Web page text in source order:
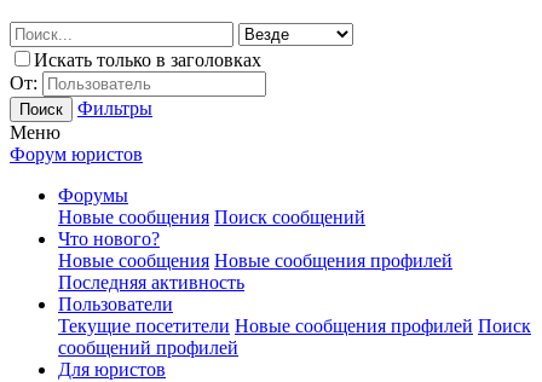
Искать только в заголовках
От:
Поиск
Фильтры
Меню
Форум юристов
Форумы
Новые сообщения Поиск сообщений
Что нового?
Новые сообщения Новые сообщения профилей
Последняя активность
Пользователи
Текущие посетители Новые сообщения профилей Поиск
сообщений профилей
Для юристов